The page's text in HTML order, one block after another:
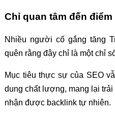
Chỉ quan tâm đến điểm
Nhiều người cố gắng tăng
quên rằng đây chỉ là một chỉ
Mục tiêu thực sự của SEO
dung chất lượng, mang lại
nhận được backlink tự nhiên.